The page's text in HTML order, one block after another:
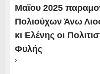
Μαΐου 2025
Πολιούχων Άνω
κι Ελένης οι
Φυλής
›